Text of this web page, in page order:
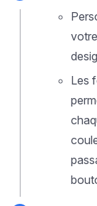
Les